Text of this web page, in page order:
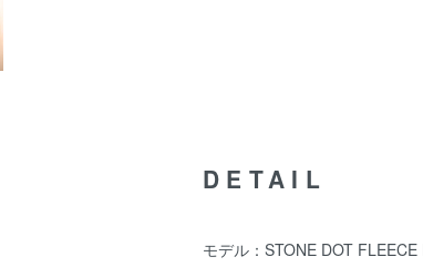
DETAIL
モデル：STONE DOT